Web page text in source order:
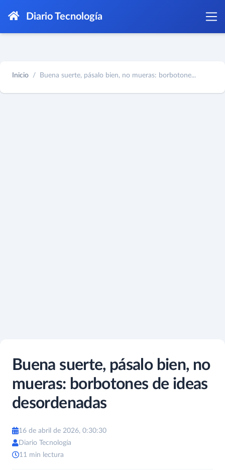
Diario Tecnología
Inicio Buena suerte, pásalo bien, no mueras: borbotone...
Buena suerte, pásalo bien, no
mueras: borbotones de ideas
desordenadas
16 de abril de 2026, 0:30:30
Diario Tecnología
11 min lectura